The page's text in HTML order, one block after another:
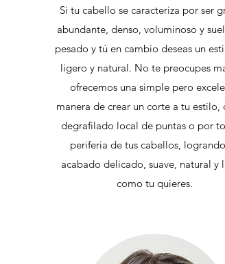
Si tu cabello se caracteriza por ser
abundante, denso, voluminoso y
pesado y tú en cambio deseas un
ligero y natural. No te preocupes
ofrecemos una simple pero
manera de crear un corte a tu estilo,
degrafilado local de puntas o por
periferia de tus cabellos,
acabado delicado, suave, natural y
como tu quieres.